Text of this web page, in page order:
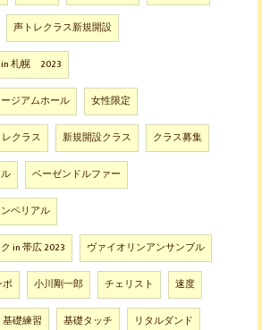
声トレクラス新規開設
in 札幌 2023
ジアムホール 女性限定
クラス 新規開設クラス クラス募集
ベーゼンドルファー
ペリアル
in 帯広 2023 ヴァイオリンアンサンブル
ポ 小川剛一郎 チェリスト 速度
基礎練習 基礎タッチ リタルダンド